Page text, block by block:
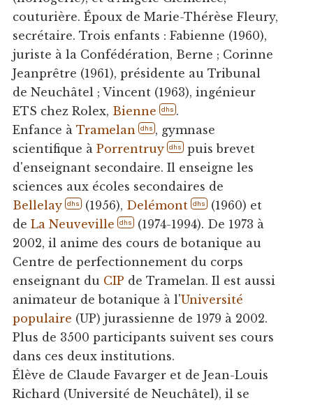
couturière. Époux de Marie-Thérèse Fleury,
secrétaire. Trois enfants : Fabienne (1960),
juriste à la Confédération, Berne ; Corinne
Jeanprêtre (1961), présidente au Tribunal
de Neuchâtel ; Vincent (1963), ingénieur
ETS chez Rolex, Bienne dhs .
Enfance à Tramelan dhs , gymnase
scientifique à Porrentruy dhs puis brevet
d'enseignant secondaire. Il enseigne les
sciences aux écoles secondaires de
Bellelay
dhs (1956), Delémont dhs (1960) et
de La Neuveville dhs (1974-1994). De 1973 à
2002, il anime des cours de botanique au
Centre de perfectionnement du corps
enseignant du CIP de Tramelan. Il est aussi
animateur de botanique à l'Université
populaire (UP) jurassienne de 1979 à 2002.
Plus de 3500 participants suivent ses cours
dans ces deux institutions.
Élève de Claude Favarger et de Jean-Louis
Richard (Université de Neuchâtel), il se